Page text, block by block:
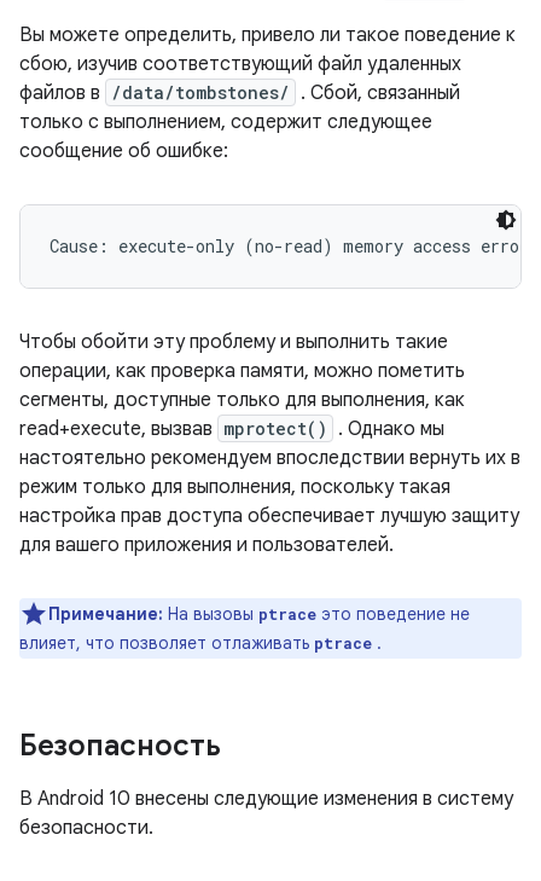
Вы можете определить, привело ли такое поведение к
сбою, изучив соответствующий файл удаленных
файлов в
/data/tombstones/
. Сбой, связанный
только с выполнением, содержит следующее
сообщение об ошибке:
Чтобы обойти эту проблему и выполнить такие
операции, как проверка памяти, можно пометить
сегменты, доступные только для выполнения, как
read+execute, вызвав mprotect()
. Однако мы
настоятельно рекомендуем впоследствии вернуть их в
режим только для выполнения, поскольку такая
настройка прав доступа обеспечивает лучшую защиту
для вашего приложения и пользователей.
Примечание: На вызовы ptrace это поведение не
влияет, что позволяет отлаживать ptrace .
Безопасность
В Android 10 внесены следующие изменения в систему
безопасности.